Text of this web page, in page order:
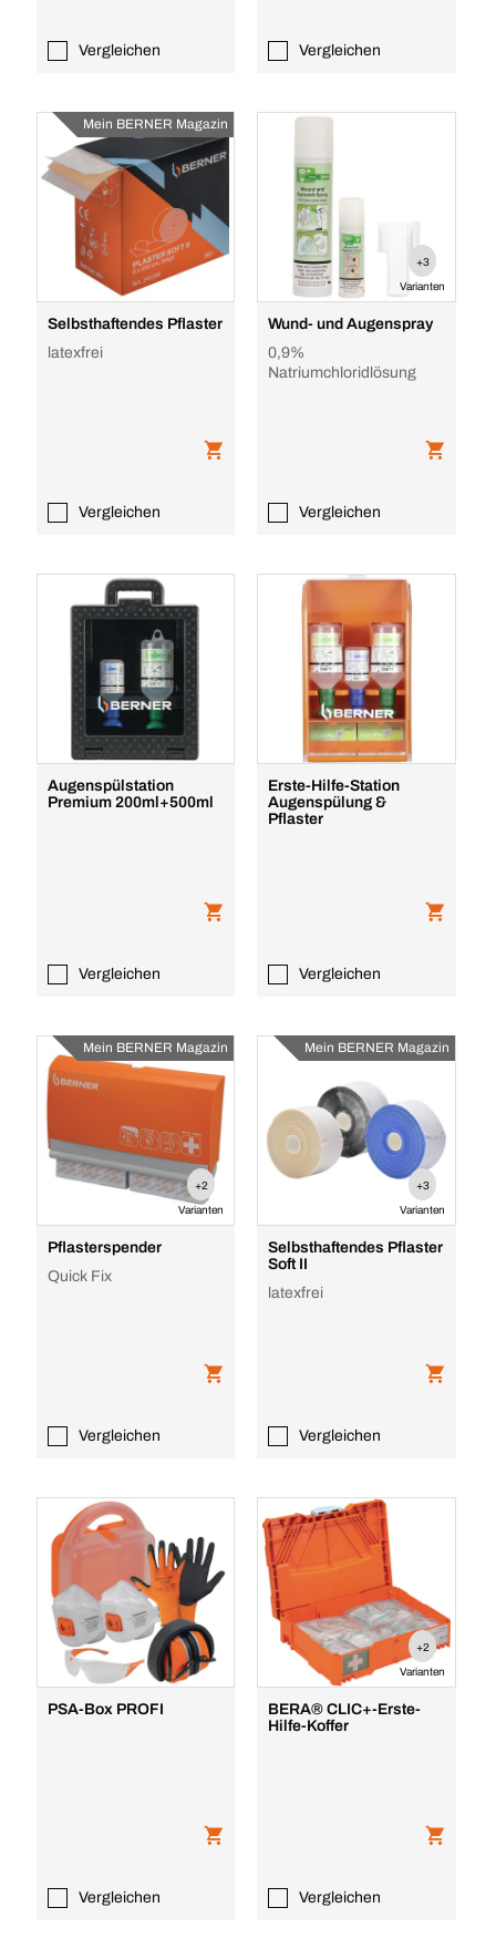
Vergleichen Vergleichen
Mein BERNER Magazin
Selbsthaftendes Pflaster
latexfrei
Vergleichen
+3
Varianten
Wund- und Augenspray
0,9%
Natriumchloridlösung
Vergleichen
Augenspülstation
Premium 200ml+500ml
Vergleichen
Erste-Hilfe-Station
Augenspülung &
Pflaster
Vergleichen
Mein BERNER Magazin
+2
Varianten
Pflasterspender
Quick Fix
Vergleichen
Mein BERNER Magazin
+3
Varianten
Selbsthaftendes Pflaster
Soft II
latexfrei
Vergleichen
PSA-Box PROFI
Vergleichen
+2
Varianten
BERA® CLIC+-Erste-
Hilfe-Koffer
Vergleichen